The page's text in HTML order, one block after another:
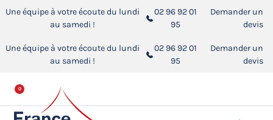
Une équipe à votre écoute du lundi
au samedi !
02 96 92 01
95
Demander un
devis
Une équipe à votre écoute du lundi
au samedi !
02 96 92 01
95
Demander un
devis
0